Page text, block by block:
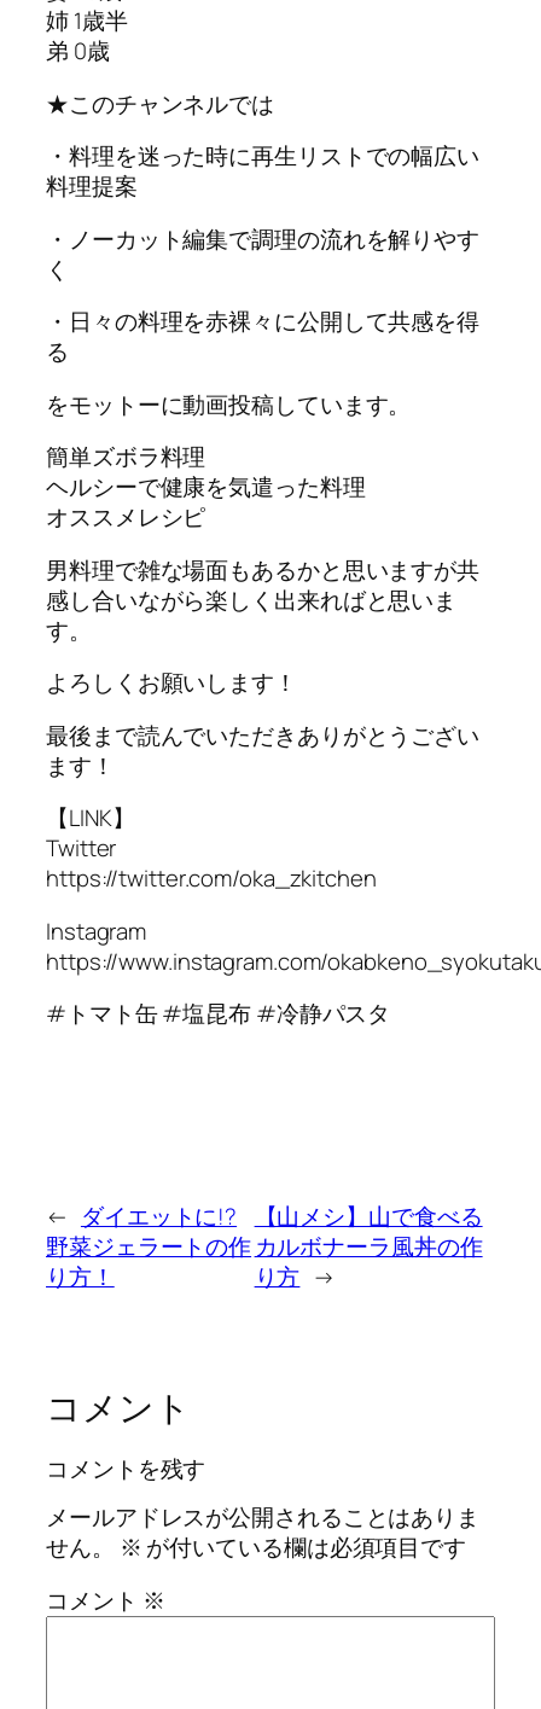
姉 1歳半
弟 0歳
★このチャンネルでは
・料理を迷った時に再生リストでの幅広い
料理提案
・ノーカット編集で調理の流れを解りやす
く
・日々の料理を赤裸々に公開して共感を得
る
をモットーに動画投稿しています。
簡単ズボラ料理
ヘルシーで健康を気遣った料理
オススメレシピ
男料理で雑な場面もあるかと思いますが共
感し合いながら楽しく出来ればと思いま
す。
よろしくお願いします！
最後まで読んでいただきありがとうござい
ます！
【LINK】
Twitter
https://twitter.com/oka_zkitchen
Instagram
https://www.instagram.com/
#トマト缶 #塩昆布 #冷静パスタ
← ダイエットに!?
野菜ジェラートの作
り方！
【山メシ】山で食べる
カルボナーラ風丼の作
り方 →
コメント
コメントを残す
メールアドレスが公開されることはありま
せん。
※ が付いている欄は必須項目です
コメント ※